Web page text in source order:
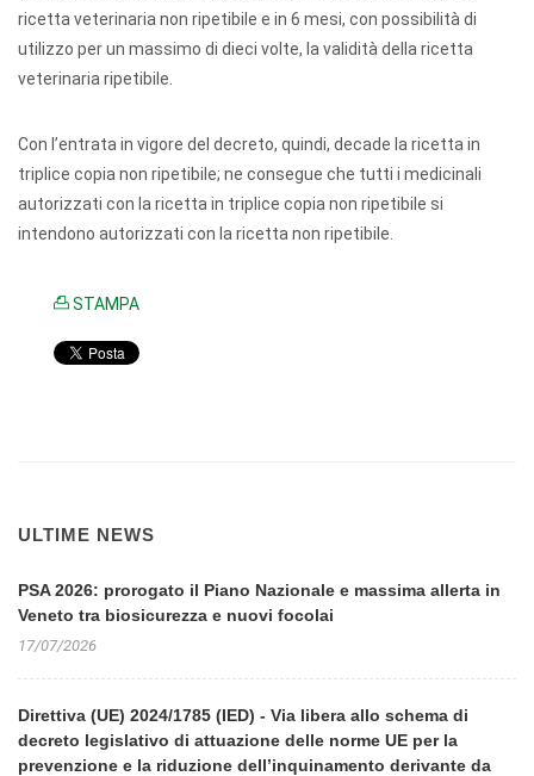
ricetta veterinaria non ripetibile e in 6 mesi, con possibilità di
utilizzo per un massimo di dieci volte, la validità della ricetta
veterinaria ripetibile.
Con l’entrata in vigore del decreto, quindi, decade la ricetta in
triplice copia non ripetibile; ne consegue che tutti i medicinali
autorizzati con la ricetta in triplice copia non ripetibile si
intendono autorizzati con la ricetta non ripetibile.
STAMPA
ULTIME NEWS
PSA 2026: prorogato il Piano Nazionale e massima allerta in
Veneto tra biosicurezza e nuovi focolai
17/07/2026
Direttiva (UE) 2024/1785 (IED) - Via libera allo schema di
decreto legislativo di attuazione delle norme UE per la
prevenzione e la riduzione dell’inquinamento derivante da